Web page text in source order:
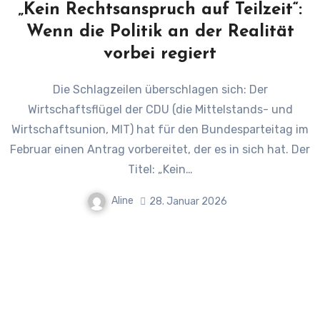
„Kein Rechtsanspruch auf Teilzeit“:
Wenn die Politik an der Realität
vorbei regiert
Die Schlagzeilen überschlagen sich: Der
Wirtschaftsflügel der CDU (die Mittelstands- und
Wirtschaftsunion, MIT) hat für den Bundesparteitag im
Februar einen Antrag vorbereitet, der es in sich hat. Der
Titel: „Kein…
Aline 28. Januar 2026